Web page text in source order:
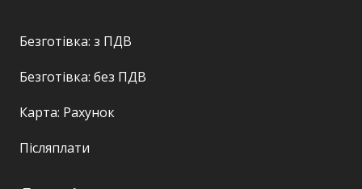
Безготівка: з ПДВ
Безготівка: без ПДВ
Карта: Рахунок
Післяплати